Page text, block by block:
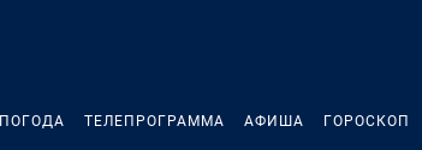
ПОГОДА ТЕЛЕПРОГРАММА АФИША ГОРОСКОП